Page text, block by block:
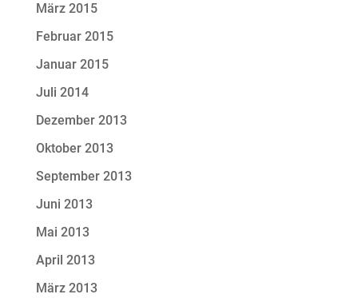
März 2015
Februar 2015
Januar 2015
Juli 2014
Dezember 2013
Oktober 2013
September 2013
Juni 2013
Mai 2013
April 2013
März 2013